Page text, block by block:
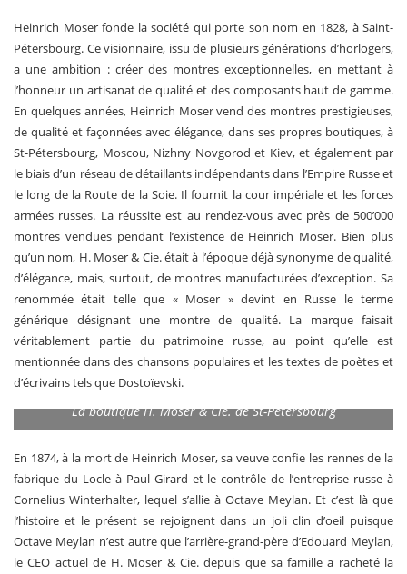
Heinrich Moser fonde la société qui porte son nom en 1828, à Saint-
Pétersbourg. Ce visionnaire, issu de plusieurs générations d’horlogers,
a une ambition : créer des montres exceptionnelles, en mettant à
l’honneur un artisanat de qualité et des composants haut de gamme.
En quelques années, Heinrich Moser vend des montres prestigieuses,
de qualité et façonnées avec élégance, dans ses propres boutiques, à
St-Pétersbourg, Moscou, Nizhny Novgorod et Kiev, et également par
le biais d’un réseau de détaillants indépendants dans l’Empire Russe et
le long de la Route de la Soie. Il fournit la cour impériale et les forces
armées russes. La réussite est au rendez-vous avec près de 500’000
montres vendues pendant l’existence de Heinrich Moser. Bien plus
qu’un nom, H. Moser & Cie. était à l’époque déjà synonyme de qualité,
d’élégance, mais, surtout, de montres manufacturées d’exception. Sa
renommée était telle que « Moser » devint en Russe le terme
générique désignant une montre de qualité. La marque faisait
véritablement partie du patrimoine russe, au point qu’elle est
mentionnée dans des chansons populaires et les textes de poètes et
d’écrivains tels que Dostoïevski.
La boutique H. Moser & Cie. de St-Pétersbourg
En 1874, à la mort de Heinrich Moser, sa veuve confie les rennes de la
fabrique du Locle à Paul Girard et le contrôle de l’entreprise russe à
Cornelius Winterhalter, lequel s’allie à Octave Meylan. Et c’est là que
l’histoire et le présent se rejoignent dans un joli clin d’oeil puisque
Octave Meylan n’est autre que l’arrière-grand-père d’Edouard Meylan,
le CEO actuel de H. Moser & Cie. depuis que sa famille a racheté la